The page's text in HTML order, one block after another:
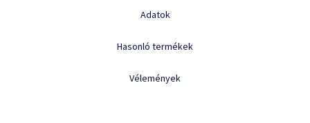
Adatok
Hasonló termékek
Vélemények